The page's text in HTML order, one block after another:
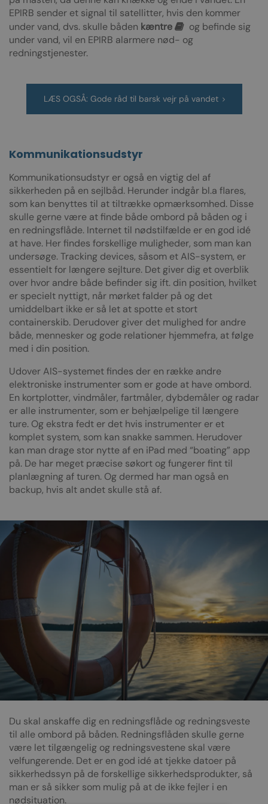
EPIRB sender et signal til satellitter, hvis den kommer
under vand, dvs. skulle båden kæntre
og befinde sig
under vand, vil en EPIRB alarmere nød- og
redningstjenester.
LÆS OGSÅ: Gode råd til barsk vejr på vandet
Kommunikationsudstyr
Kommunikationsudstyr er også en vigtig del af
sikkerheden på en sejlbåd. Herunder indgår bl.a flares,
som kan benyttes til at tiltrække opmærksomhed. Disse
skulle gerne være at finde både ombord på båden og i
en redningsflåde. Internet til nødstilfælde er en god idé
at have. Her findes forskellige muligheder, som man kan
undersøge. Tracking devices, såsom et AIS-system, er
essentielt for længere sejlture. Det giver dig et overblik
over hvor andre både befinder sig ift. din position, hvilket
er specielt nyttigt, når mørket falder på og det
umiddelbart ikke er så let at spotte et stort
containerskib. Derudover giver det mulighed for andre
både, mennesker og gode relationer hjemmefra, at følge
med i din position.
Udover AIS-systemet findes der en række andre
elektroniske instrumenter som er gode at have ombord.
En kortplotter, vindmåler, fartmåler, dybdemåler og radar
er alle instrumenter, som er behjælpelige til længere
ture. Og ekstra fedt er det hvis instrumenter er et
komplet system, som kan snakke sammen. Herudover
kan man drage stor nytte af en iPad med “boating” app
på. De har meget præcise søkort og fungerer fint til
planlægning af turen. Og dermed har man også en
backup, hvis alt andet skulle stå af.
Du skal anskaffe dig en redningsflåde og redningsveste
til alle ombord på båden. Redningsflåden skulle gerne
være let tilgængelig og redningsvestene skal være
velfungerende. Det er en god idé at tjekke datoer på
sikkerhedssyn på de forskellige sikkerhedsprodukter, så
man er så sikker som mulig på at de ikke fejler i en
nødsituation.